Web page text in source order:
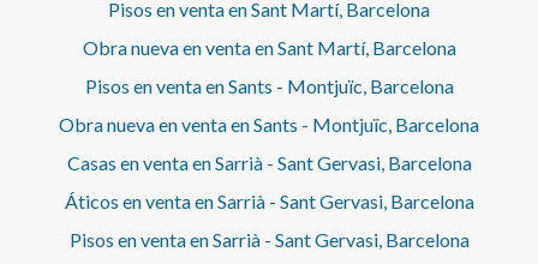
Pisos en venta en Sant Martí, Barcelona
Obra nueva en venta en Sant Martí, Barcelona
Pisos en venta en Sants - Montjuïc, Barcelona
Obra nueva en venta en Sants - Montjuïc, Barcelona
Casas en venta en Sarrià - Sant Gervasi, Barcelona
Áticos en venta en Sarrià - Sant Gervasi, Barcelona
Pisos en venta en Sarrià - Sant Gervasi, Barcelona